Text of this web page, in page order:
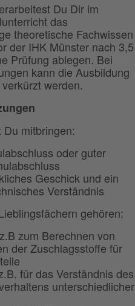
Du Dir im
das
theoretische Fachwissen
der IHK Münster nach 3,5
Prüfung ablegen. Bei
kann die Ausbildung
werden.
Du mitbringen:
oder guter
Geschick und ein
Verständnis
gehören:
zum Berechnen von
der Zuschlagsstoffe für
für das Verständnis des
unterschiedlicher